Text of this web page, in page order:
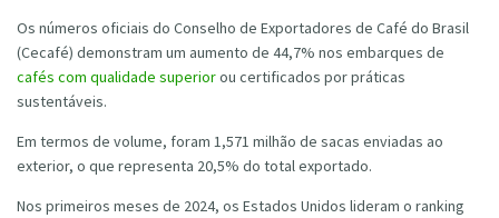
Os números oficiais do Conselho de Exportadores de Café do Brasil
(Cecafé) demonstram um aumento de 44,7% nos embarques de
cafés com qualidade superiorou certificados por práticas
sustentáveis.
Em termos de volume, foram 1,571 milhão de sacas enviadas ao
exterior, o que representa 20,5% do total exportado.
Nos primeiros meses de 2024, os Estados Unidos lideram o ranking